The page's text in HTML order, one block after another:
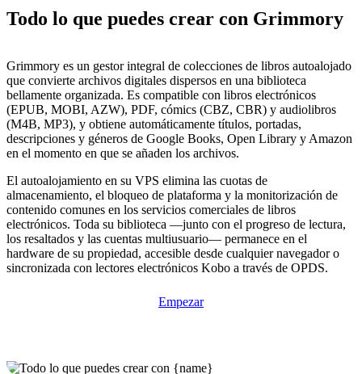
Todo lo que puedes crear con Grimmory
Grimmory es un gestor integral de colecciones de libros autoalojado
que convierte archivos digitales dispersos en una biblioteca
bellamente organizada. Es compatible con libros electrónicos
(EPUB, MOBI, AZW), PDF, cómics (CBZ, CBR) y audiolibros
(M4B, MP3), y obtiene automáticamente títulos, portadas,
descripciones y géneros de Google Books, Open Library y Amazon
en el momento en que se añaden los archivos.
El autoalojamiento en su VPS elimina las cuotas de
almacenamiento, el bloqueo de plataforma y la monitorización de
contenido comunes en los servicios comerciales de libros
electrónicos. Toda su biblioteca —junto con el progreso de lectura,
los resaltados y las cuentas multiusuario— permanece en el
hardware de su propiedad, accesible desde cualquier navegador o
sincronizada con lectores electrónicos Kobo a través de OPDS.
Empezar